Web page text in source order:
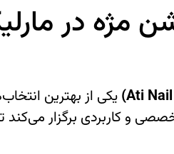
در مارلیک
یکی از بهترین
و کاربردی برگزار می‌کند